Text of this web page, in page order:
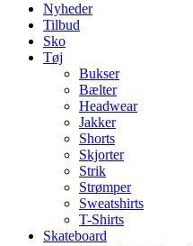
Nyheder
Tilbud
Sko
Tøj
Bukser
Bælter
Headwear
Jakker
Shorts
Skjorter
Strik
Strømper
Sweatshirts
T-Shirts
Skateboard